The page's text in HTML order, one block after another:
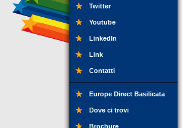
Twitter
Youtube
LinkedIn
Link
Contatti
Europe Direct Basilicata
Dove ci trovi
Brochure